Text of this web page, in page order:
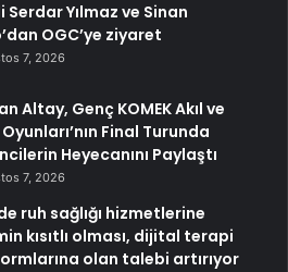
Serdar Yılmaz ve Sinan
OGC’ye ziyaret
7, 2026
Altay, Genç KOMEK Akıl ve
Final Turunda
Heyecanını Paylaştı
7, 2026
ruh sağlığı hizmetlerine
kısıtlı olması, dijital terapi
olan talebi artırıyor